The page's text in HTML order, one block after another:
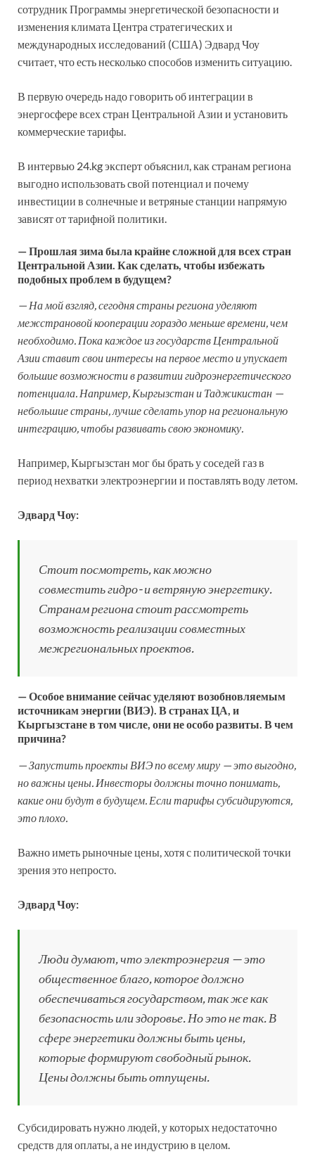
сотрудник Программы энергетической безопасности и
изменения климата Центра стратегических и
международных исследований (США) Эдвард Чоу
считает, что есть несколько способов изменить ситуацию.
В первую очередь надо говорить об интеграции в
энергосфере всех стран Центральной Азии и установить
коммерческие тарифы.
В интервью 24.kg эксперт объяснил, как странам региона
выгодно использовать свой потенциал и почему
инвестиции в солнечные и ветряные станции напрямую
зависят от тарифной политики.
— Прошлая зима была крайне сложной для всех стран
Центральной Азии. Как сделать, чтобы избежать
подобных проблем в будущем?
— На мой взгляд, сегодня страны региона уделяют
межстрановой кооперации гораздо меньше времени, чем
необходимо. Пока каждое из государств Центральной
Азии ставит свои интересы на первое место и упускает
большие возможности в развитии гидроэнергетического
потенциала. Например, Кыргызстан и Таджикистан —
небольшие страны, лучше сделать упор на региональную
интеграцию, чтобы развивать свою экономику.
Например, Кыргызстан мог бы брать у соседей газ в
период нехватки электроэнергии и поставлять воду летом.
Эдвард Чоу:
Стоит посмотреть, как можно
совместить гидро- и ветряную энергетику.
Странам региона стоит рассмотреть
возможность реализации совместных
межрегиональных проектов.
— Особое внимание сейчас уделяют возобновляемым
источникам энергии (ВИЭ). В странах ЦА, и
Кыргызстане в том числе, они не особо развиты. В чем
причина?
— Запустить проекты ВИЭ по всему миру — это выгодно,
но важны цены. Инвесторы должны точно понимать,
какие они будут в будущем. Если тарифы субсидируются,
это плохо.
Важно иметь рыночные цены, хотя с политической точки
зрения это непросто.
Эдвард Чоу:
Люди думают, что электроэнергия — это
общественное благо, которое должно
обеспечиваться государством, так же как
безопасность или здоровье. Но это не так. В
сфере энергетики должны быть цены,
которые формируют свободный рынок.
Цены должны быть отпущены.
Субсидировать нужно людей, у которых недостаточно
средств для оплаты, а не индустрию в целом.